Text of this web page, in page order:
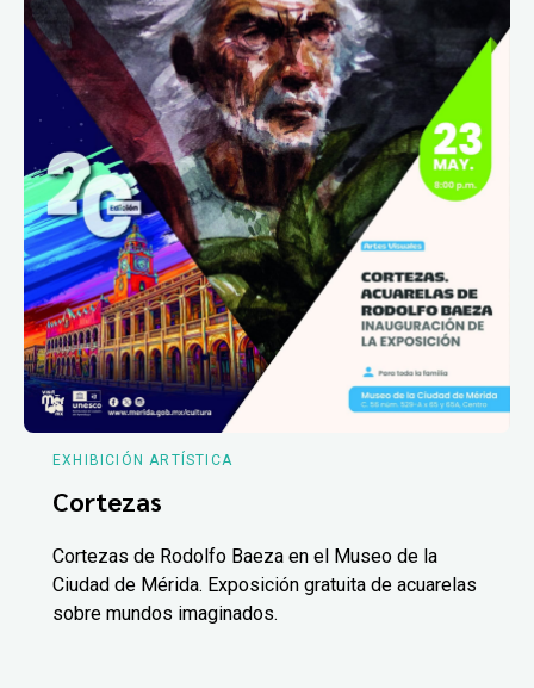
EXHIBICIÓN ARTÍSTICA
Cortezas
Cortezas de Rodolfo Baeza en el Museo de la
Ciudad de Mérida. Exposición gratuita de acuarelas
sobre mundos imaginados.